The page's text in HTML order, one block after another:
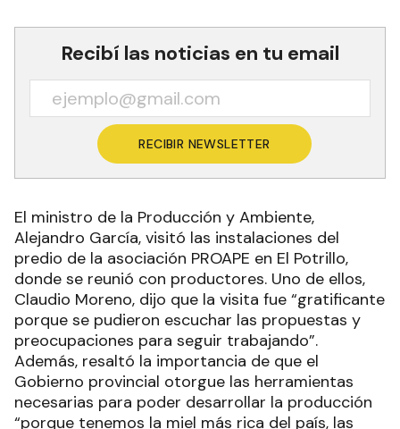
Recibí las noticias en tu email
RECIBIR NEWSLETTER
El ministro de la Producción y Ambiente,
Alejandro García, visitó las instalaciones del
predio de la asociación PROAPE en El Potrillo,
donde se reunió con productores. Uno de ellos,
Claudio Moreno, dijo que la visita fue “gratificante
porque se pudieron escuchar las propuestas y
preocupaciones para seguir trabajando”.
Además, resaltó la importancia de que el
Gobierno provincial otorgue las herramientas
necesarias para poder desarrollar la producción
“porque tenemos la miel más rica del país, las